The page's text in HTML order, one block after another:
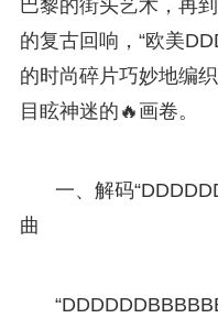
巴黎的街头艺术，再
的复古回响，“欧美
的时尚碎片巧妙地编
目眩神迷的🔥画卷。
一、解码
曲